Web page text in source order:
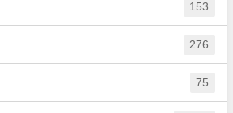
153
276
75